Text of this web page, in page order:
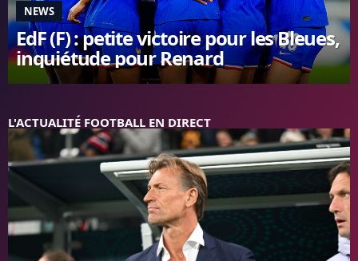
FC BARCELONE
MANCHESTER UNITED
CHELSEA
ARSENAL
L'AVIS DE LA RÉDAC'
NEWS
EdF (F) : petite victoire pour les Bleues,
inquiétude pour Renard
L'ACTUALITÉ FOOTBALL EN DIRECT